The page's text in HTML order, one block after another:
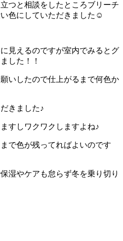
つと相談をしたところブリーチ
色にしていただきました☺︎
見えるのですが室内でみるとグ
した！！
いしたので仕上がるまで何色か
きました♪
すしワクワクしますよね♪
で色が残ってればよいのです
湿やケアも怠らず冬を乗り切り